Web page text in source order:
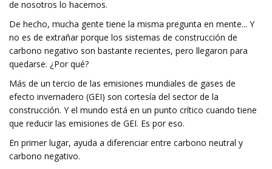
de nosotros lo hacemos.
De hecho, mucha gente tiene la misma pregunta en mente... Y
no es de extrañar porque los sistemas de construcción de
carbono negativo son bastante recientes, pero llegaron para
quedarse. ¿Por qué?
Más de un tercio de las emisiones mundiales de gases de
efecto invernadero (GEI) son cortesía del sector de la
construcción. Y el mundo está en un punto crítico cuando tiene
que reducir las emisiones de GEI. Es por eso.
En primer lugar, ayuda a diferenciar entre carbono neutral y
carbono negativo.